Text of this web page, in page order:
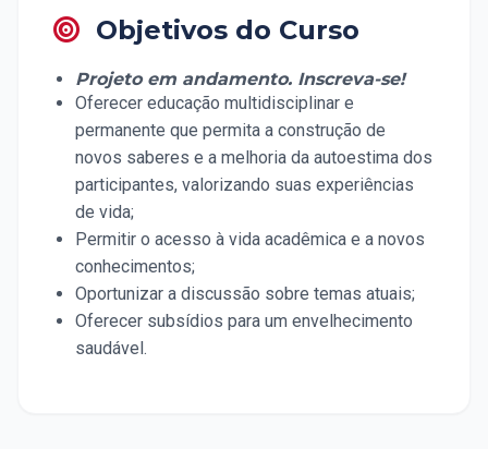
Objetivos do Curso
Projeto em andamento. Inscreva-se!
Oferecer educação multidisciplinar e
permanente que permita a construção de
novos saberes e a melhoria da autoestima dos
participantes, valorizando suas experiências
de vida;
Permitir o acesso à vida acadêmica e a novos
conhecimentos;
Oportunizar a discussão sobre temas atuais;
Oferecer subsídios para um envelhecimento
saudável.